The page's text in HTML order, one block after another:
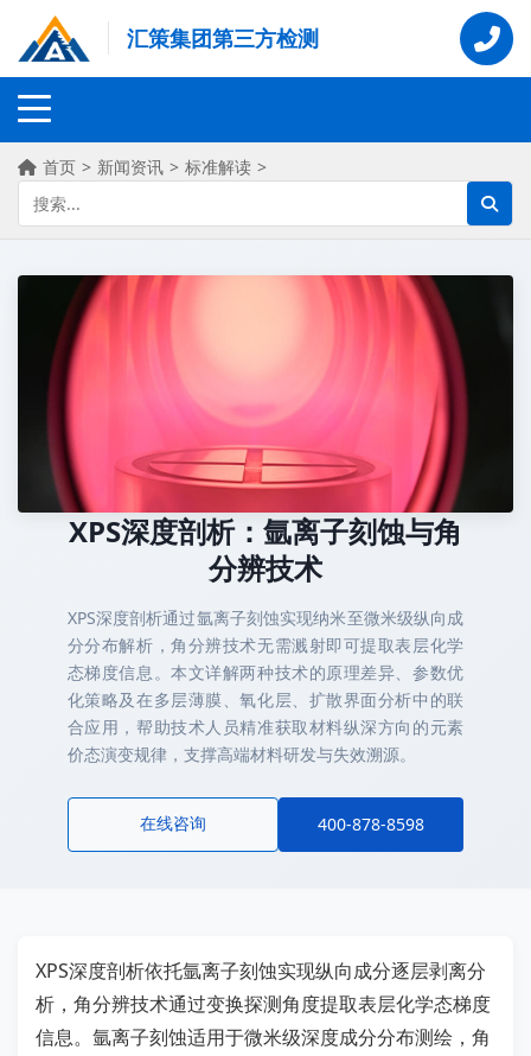
汇策集团第三方检测
首页 > 新闻资讯 > 标准解读 >
XPS深度剖析：氩离子刻蚀与角
分辨技术
XPS深度剖析通过氩离子刻蚀实现纳米至微米级纵向成
分分布解析，角分辨技术无需溅射即可提取表层化学
态梯度信息。本文详解两种技术的原理差异、参数优
化策略及在多层薄膜、氧化层、扩散界面分析中的联
合应用，帮助技术人员精准获取材料纵深方向的元素
价态演变规律，支撑高端材料研发与失效溯源。
在线咨询 400-878-8598
XPS深度剖析依托氩离子刻蚀实现纵向成分逐层剥离分
析，角分辨技术通过变换探测角度提取表层化学态梯度
信息。氩离子刻蚀适用于微米级深度成分分布测绘，角